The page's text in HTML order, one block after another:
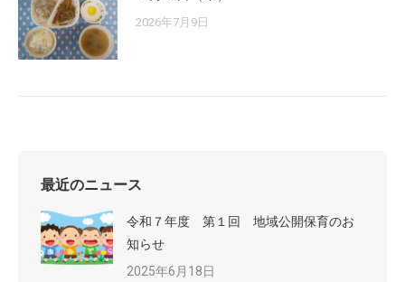
2026年7月9日
最近のニュース
令和７年度 第１回 地域公開保育のお
知らせ
2025年6月18日